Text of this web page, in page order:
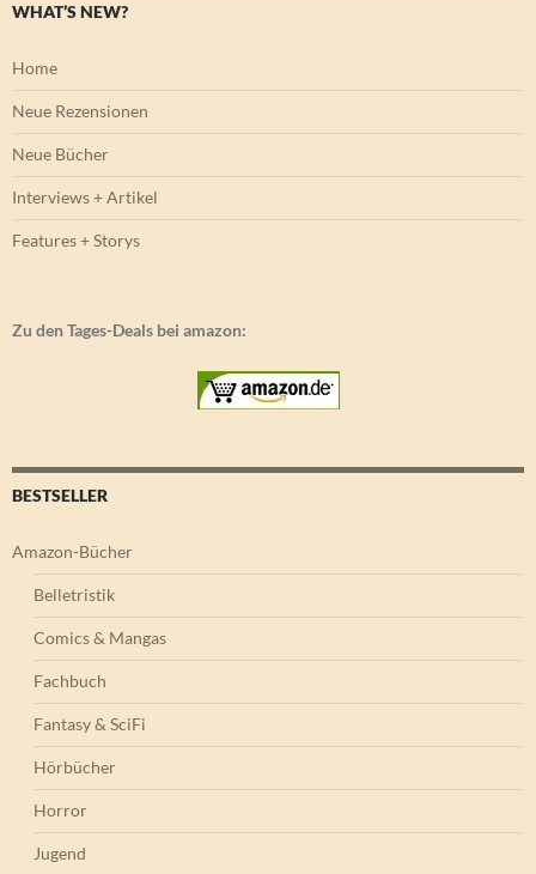
WHAT’S NEW?
Home
Neue Rezensionen
Neue Bücher
Interviews + Artikel
Features + Storys
Zu den Tages-Deals bei amazon:
BESTSELLER
Amazon-Bücher
Belletristik
Comics & Mangas
Fachbuch
Fantasy & SciFi
Hörbücher
Horror
Jugend